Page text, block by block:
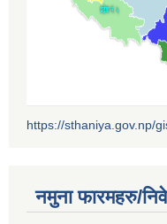
https://sthaniya.gov.np/
नमुना फारमहरु/